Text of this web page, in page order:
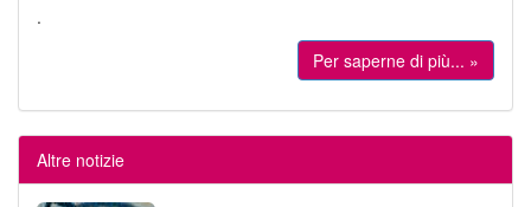
.
Per saperne di più... »
Altre notizie